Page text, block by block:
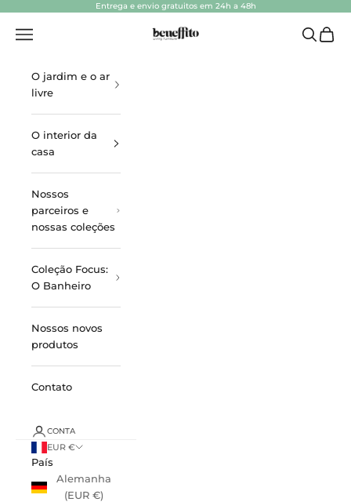
Entrega e envio gratuitos em 24h a 48h
beneffito.com
Abrir navegação AbrirVer
O jardim e o ar
livre
O interior da
casa
Nossos
parceiros e
nossas coleções
Coleção Focus:
O Banheiro
Nossos novos
produtos
Contato
CONTA
EUR €
País
Alemanha
(EUR €)